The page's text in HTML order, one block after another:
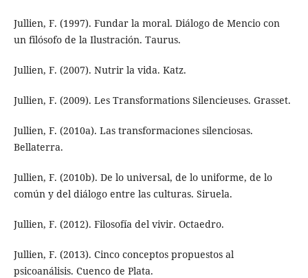
Jullien, F. (1997). Fundar la moral. Diálogo de Mencio con
un filósofo de la Ilustración. Taurus.
Jullien, F. (2007). Nutrir la vida. Katz.
Jullien, F. (2009). Les Transformations Silencieuses. Grasset.
Jullien, F. (2010a). Las transformaciones silenciosas.
Bellaterra.
Jullien, F. (2010b). De lo universal, de lo uniforme, de lo
común y del diálogo entre las culturas. Siruela.
Jullien, F. (2012). Filosofía del vivir. Octaedro.
Jullien, F. (2013). Cinco conceptos propuestos al
psicoanálisis. Cuenco de Plata.